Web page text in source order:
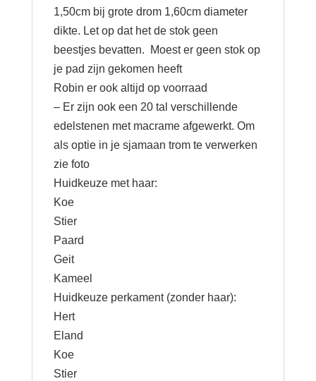
1,50cm bij grote drom 1,60cm diameter
dikte. Let op dat het de stok geen
beestjes bevatten. Moest er geen stok op
je pad zijn gekomen heeft
Robin er ook altijd op voorraad
– Er zijn ook een 20 tal verschillende
edelstenen met macrame afgewerkt. Om
als optie in je sjamaan trom te verwerken
zie foto
Huidkeuze met haar:
Koe
Stier
Paard
Geit
Kameel
Huidkeuze perkament (zonder haar):
Hert
Eland
Koe
Stier